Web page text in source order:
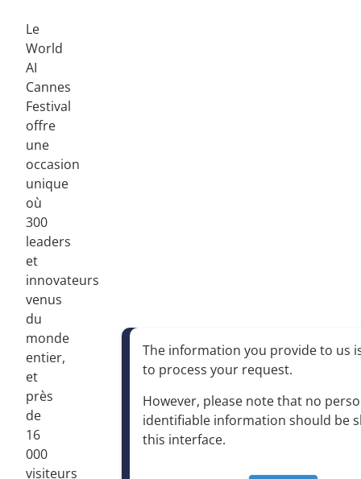
Le
World
AI
Cannes
Festival
offre
une
occasion
unique
où
300
leaders
et
innovateurs
venus
du
monde
entier,
et
près
de
16
000
visiteurs
The information you provide to us
to process your request.
However, please note that no
identifiable information should be
this interface.